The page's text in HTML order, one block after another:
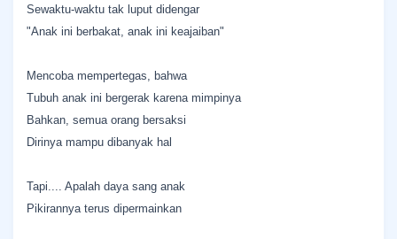
Sewaktu-waktu tak luput didengar
"Anak ini berbakat, anak ini keajaiban"
Mencoba mempertegas, bahwa
Tubuh anak ini bergerak karena mimpinya
Bahkan, semua orang bersaksi
Dirinya mampu dibanyak hal
Tapi.... Apalah daya sang anak
Pikirannya terus dipermainkan